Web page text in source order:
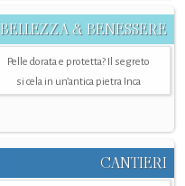
BELLEZZA & BENESSERE
Pelle dorata e protetta? Il segreto
si cela in un’antica pietra Inca
CANTIERI